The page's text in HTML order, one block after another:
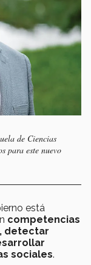
de Ciencias
para este nuevo
está
competencias
detectar
sociales.